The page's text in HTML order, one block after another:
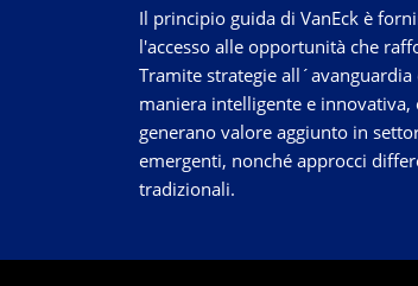
Il principio guida di VanEck è
l'accesso alle opportunità che
Tramite strategie all´avanguardia
maniera intelligente e
generano valore aggiunto in
emergenti, nonché approcci
tradizionali.